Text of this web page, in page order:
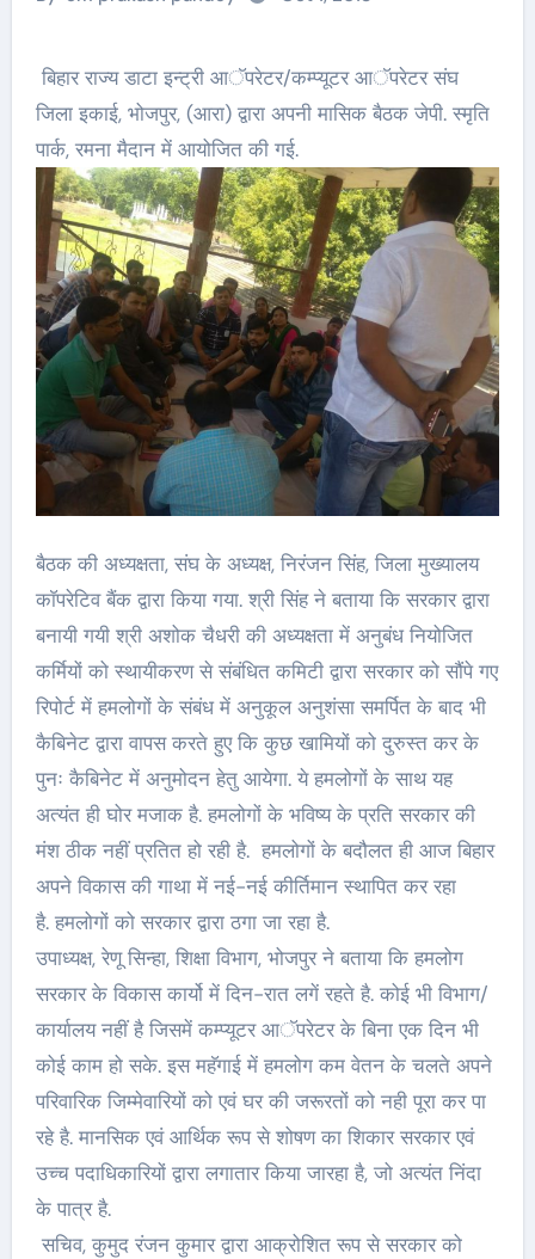
बिहार राज्य डाटा इन्ट्री आॅपरेटर/कम्प्यूटर आॅपरेटर संघ
जिला इकाई, भोजपुर, (आरा) द्वारा अपनी मासिक बैठक जेपी. स्मृति
पार्क, रमना मैदान में आयोजित की गई.
बैठक की अध्यक्षता, संघ के अध्यक्ष, निरंजन सिंह, जिला मुख्यालय
काॅपरेटिव बैंक द्वारा किया गया. श्री सिंह ने बताया कि सरकार द्वारा
बनायी गयी श्री अशोक चैधरी की अध्यक्षता में अनुबंध नियोजित
कर्मियों को स्थायीकरण से संबंधित कमिटी द्वारा सरकार को सौंपे गए
रिपोर्ट में हमलोगों के संबंध में अनुकूल अनुशंसा समर्पित के बाद भी
कैबिनेट द्वारा वापस करते हुए कि कुछ खामियों को दुरुस्त कर के
पुनः कैबिनेट में अनुमोदन हेतु आयेगा. ये हमलोगों के साथ यह
अत्यंत ही घोर मजाक है. हमलोगों के भविष्य के प्रति सरकार की
मंश ठीक नहीं प्रतित हो रही है. हमलोगों के बदौलत ही आज बिहार
अपने विकास की गाथा में नई-नई कीर्तिमान स्थापित कर रहा
है. हमलोगों को सरकार द्वारा ठगा जा रहा है.
उपाध्यक्ष, रेणू सिन्हा, शिक्षा विभाग, भोजपुर ने बताया कि हमलोग
सरकार के विकास कार्यो में दिन-रात लगें रहते है. कोई भी विभाग/
कार्यालय नहीं है जिसमें कम्प्यूटर आॅपरेटर के बिना एक दिन भी
कोई काम हो सके. इस महॅगाई में हमलोग कम वेतन के चलते अपने
परिवारिक जिम्मेवारियों को एवं घर की जरूरतों को नही पूरा कर पा
रहे है. मानसिक एवं आर्थिक रूप से शोषण का शिकार सरकार एवं
उच्च पदाधिकारियों द्वारा लगातार किया जारहा है, जो अत्यंत निंदा
के पात्र है.
सचिव, कुमुद रंजन कुमार द्वारा आक्रोशित रूप से सरकार को